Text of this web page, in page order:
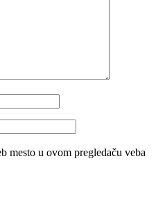
mesto u ovom pregledaču veba